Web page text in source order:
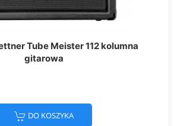
Tube Meister 112 kolumna
gitarowa
DO KOSZYKA